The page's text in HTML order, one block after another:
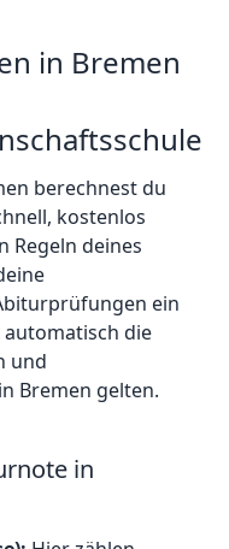
in Bremen
berechnest du
kostenlos
Regeln deines
ein
die
und
Bremen gelten.
in